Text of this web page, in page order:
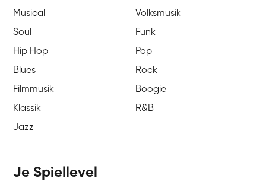
Musical
Volksmusik
Soul
Funk
Hip Hop
Pop
Blues
Rock
Filmmusik
Boogie
Klassik
R&B
Jazz
Je Spiellevel